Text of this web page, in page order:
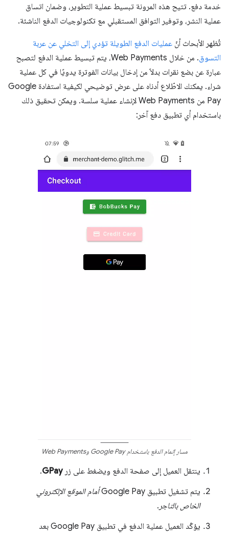
خدمة دفع. تتيح هذه المرونة تبسيط عملية التطوير، وضمان اتساق
عملية النشر، وتوفير التوافق المستقبلي مع تكنولوجيات الدفع الناشئة.
تُظهر الأبحاث أنّ عمليات الدفع الطويلة تؤدي إلى التخلي عن عربة
التسوق
. من خلال Web Payments، يتم تبسيط عملية الدفع لتصبح
عبارة عن بضع نقرات بدلاً من إدخال بيانات الفوترة يدويًا في كل عملية
شراء. يمكنك الاطّلاع أدناه على عرض توضيحي لكيفية استفادة Google
Pay من Web Payments لإنشاء عملية سلسة. ويمكن تحقيق ذلك
باستخدام أي تطبيق دفع آخر:
مسار إتمام الدفع باستخدام Google Pay وWeb Payments
ينتقل العميل إلى صفحة الدفع ويضغط على زرGPay
.
يتم تشغيل تطبيق Google Pay
أمام الموقع الإلكتروني
الخاص بالتاجر .
يؤكّد العميل عملية الدفع في تطبيق Google Pay بعد